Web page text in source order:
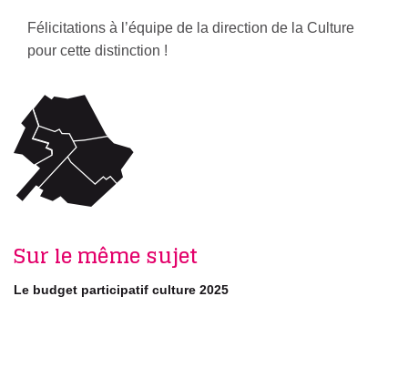
Félicitations à l’équipe de la direction de la Culture
pour cette distinction !
Sur le même sujet
Le budget participatif culture 2025